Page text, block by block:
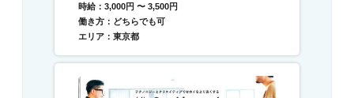
時給：3,000円 〜 3,500円
働き方：どちらでも可
エリア：東京都